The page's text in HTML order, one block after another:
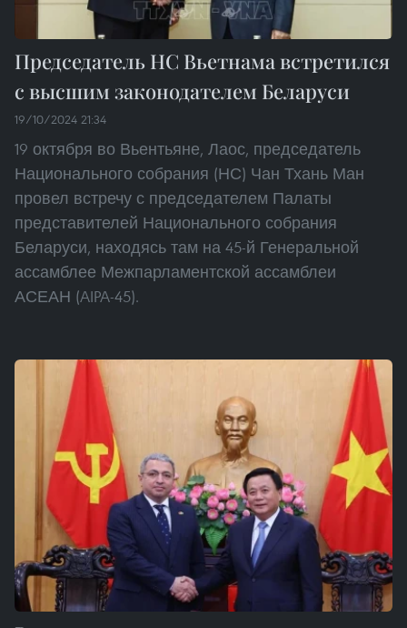
Председатель НС Вьетнама встретился
с высшим законодателем Беларуси
19/10/2024 21:34
19 октября во Вьентьяне, Лаос, председатель
Национального собрания (НС) Чан Тхань Ман
провел встречу с председателем Палаты
представителей Национального собрания
Беларуси, находясь там на 45-й Генеральной
ассамблее Межпарламентской ассамблеи
АСЕАН (AIPA-45).